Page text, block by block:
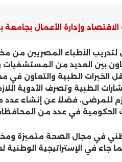
وإدارة الأعمال بجامعة بنها
الأطباء المصريين من
بين العديد من المستشفيات
الطبية والتعاون في
الطبية وتصرف الأدوية
للمرضى، فضلاً عن إنشاء عدد
الحكومية في عدد من
في مجال الصحة متميزة
في الإستراتيجية الوطنية